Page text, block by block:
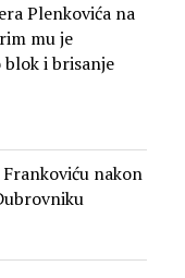
Plenkovića na
mu je
i brisanje
nakon